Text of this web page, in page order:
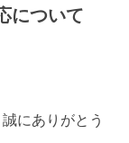
について
にありがとう